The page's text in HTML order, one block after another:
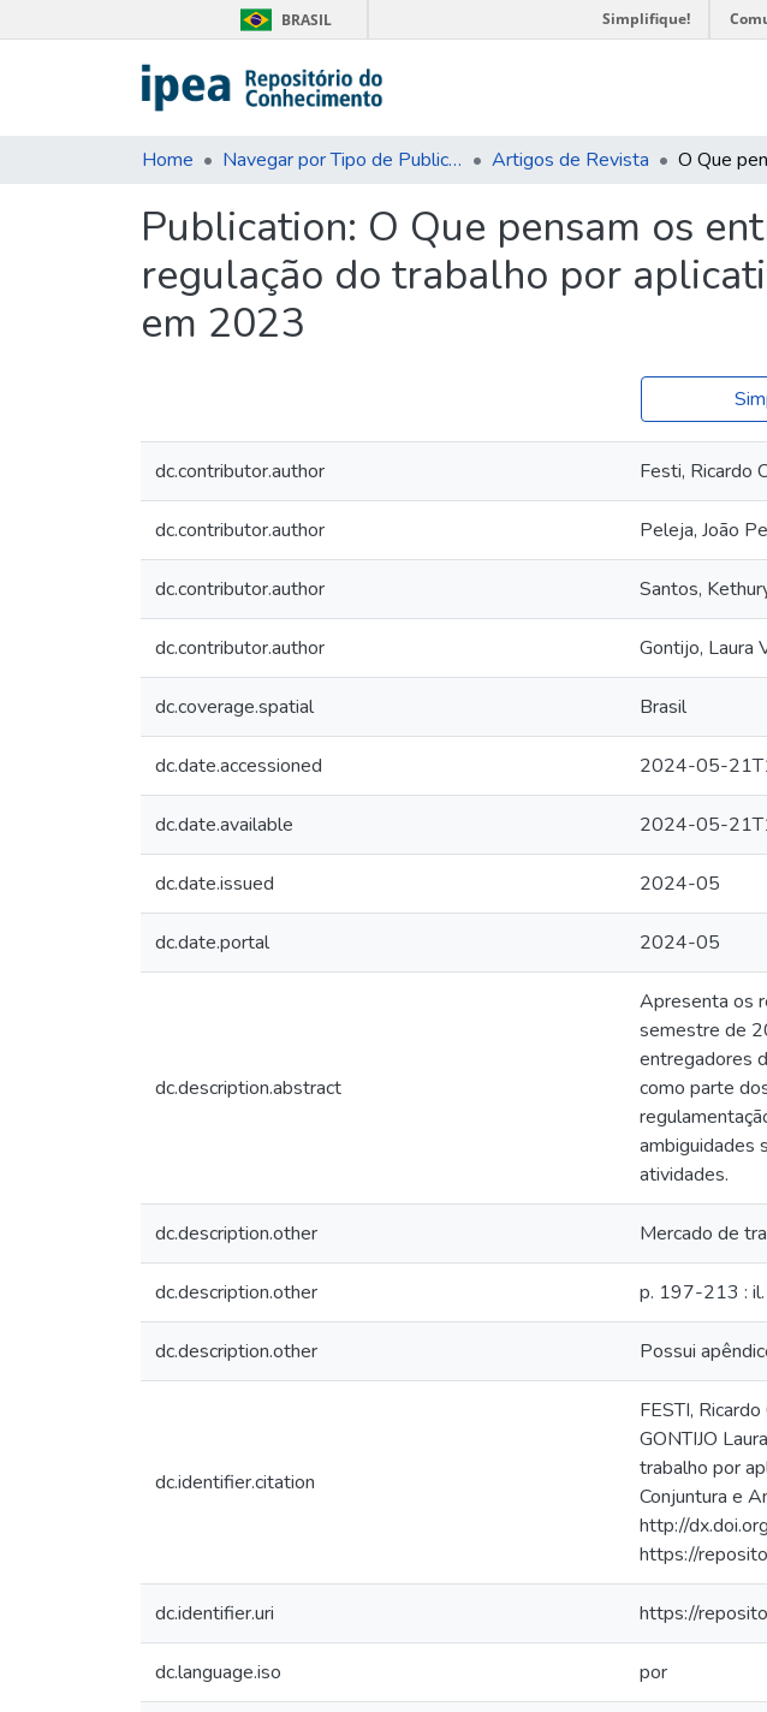
BRASIL Simplifique!
Home Navegar por Tipo de Publicação Artigos de Revista
Publication: O Que pensam os
regulação do trabalho por
em 2023
dc.contributor.author Festi, Ricardo
dc.contributor.author Peleja, João
dc.contributor.author Santos,
dc.contributor.author Gontijo, Laura
dc.coverage.spatial Brasil
dc.date.accessioned 2024-05-
dc.date.available 2024-05-
dc.date.issued 2024-05
dc.date.portal 2024-05
dc.description.abstract
Apresenta os
semestre de
entregadores
como parte
ambiguidades
atividades.
dc.description.other Mercado de
dc.description.other p. 197-213 : il.
dc.description.other Possui
dc.identifier.citation
FESTI,
GONTIJO
trabalho por
Conjuntura e
http://
https://
dc.identifier.uri https://
dc.language.iso por